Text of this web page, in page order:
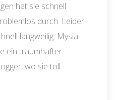
hat sie schnell
durch. Leider
langweilig. Mysia
ein traumhafter
wo sie toll